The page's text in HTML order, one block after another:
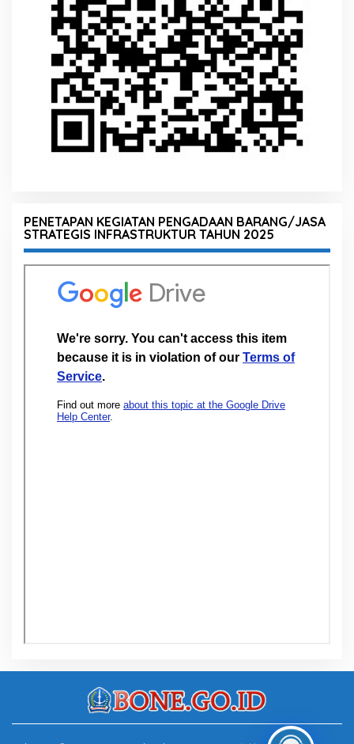
PENETAPAN KEGIATAN PENGADAAN BARANG/JASA
STRATEGIS INFRASTRUKTUR TAHUN 2025